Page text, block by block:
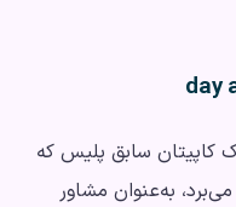
کاپیتان سابق پلیس که
به‌عنوان مشاور